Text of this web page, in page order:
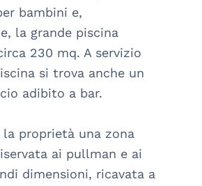
bambini e,
la grande piscina
230 mq. A servizio
si trova anche un
adibito a bar.
proprietà una zona
ai pullman e ai
dimensioni, ricavata a